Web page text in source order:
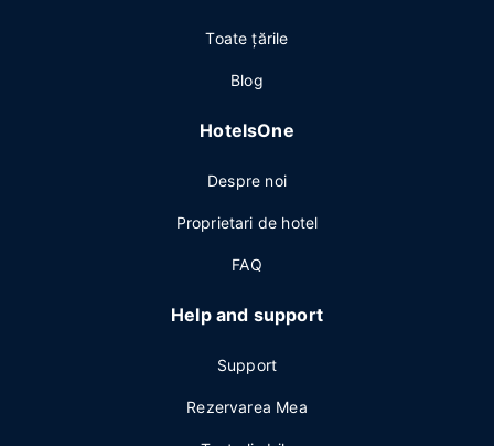
Toate ţările
Blog
HotelsOne
Despre noi
Proprietari de hotel
FAQ
Help and support
Support
Rezervarea Mea